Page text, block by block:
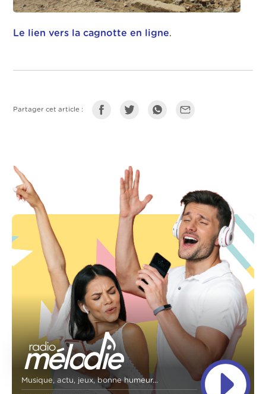
Le lien vers la cagnotte en ligne.
Partager cet article :
Musique, actu, jeux, bonne humeur...